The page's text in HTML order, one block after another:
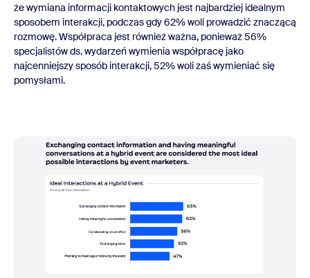
że wymiana informacji kontaktowych jest najbardziej idealnym
sposobem interakcji, podczas gdy 62% woli prowadzić znaczącą
rozmowę. Współpraca jest również ważna, ponieważ 56%
specjalistów ds. wydarzeń wymienia współpracę jako
najcenniejszy sposób interakcji, 52% woli zaś wymieniać się
pomysłami.